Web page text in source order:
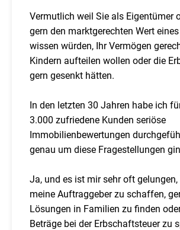
Vermutlich weil Sie als Eigentümer
gern den marktgerechten Wert
wissen würden, Ihr Vermögen
Kindern aufteilen wollen oder die
gern gesenkt hätten.
In den letzten 30 Jahren habe ich
3.000 zufriedene Kunden seriöse
Immobilienbewertungen
genau um diese Fragestellungen
Ja, und es ist mir sehr oft
meine Auftraggeber zu schaffen,
Lösungen in Familien zu finden
Beträge bei der Erbschaftsteuer zu